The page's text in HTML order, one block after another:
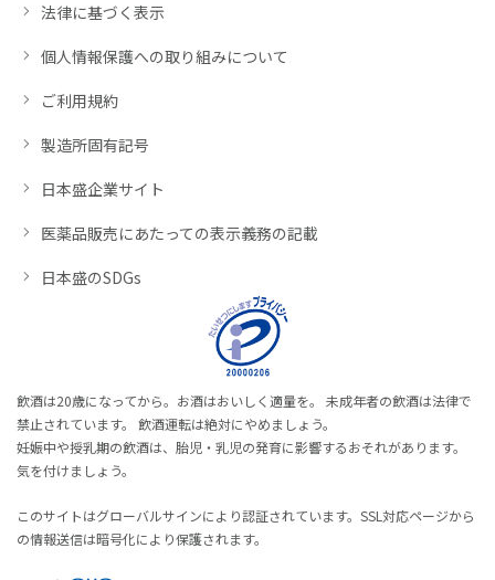
法律に基づく表示
個人情報保護への取り組みについて
ご利用規約
製造所固有記号
日本盛企業サイト
医薬品販売にあたっての表示義務の記載
日本盛のSDGs
飲酒は20歳になってから。お酒はおいしく適量を。 未成年者の飲酒は法律で
禁止されています。 飲酒運転は絶対にやめましょう。
妊娠中や授乳期の飲酒は、胎児・乳児の発育に影響するおそれがあります。
気を付けましょう。
このサイトはグローバルサインにより認証されています。SSL対応ページから
の情報送信は暗号化により保護されます。